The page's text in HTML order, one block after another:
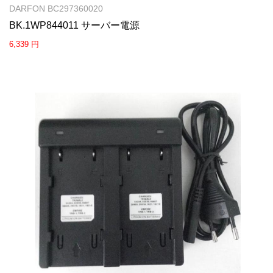
DARFON BC297360020
BK.1WP844011 サーバー電源
6,339 円